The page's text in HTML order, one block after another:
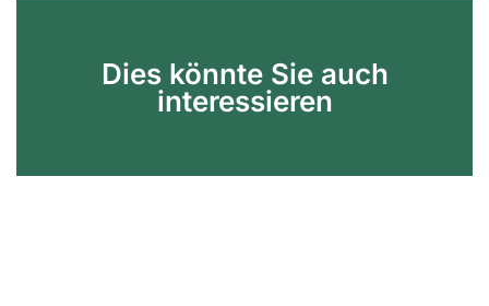
Dies könnte Sie auch
interessieren